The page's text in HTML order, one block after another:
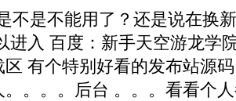
不是不能用了？还是说在换
进入 百度：新手天空游龙学
区 有个特别好看的发布站源
。。。后台 。。。看看个